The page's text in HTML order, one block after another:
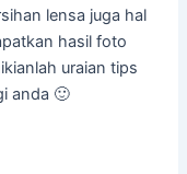
lensa juga hal
hasil foto
uraian tips
anda 🙂